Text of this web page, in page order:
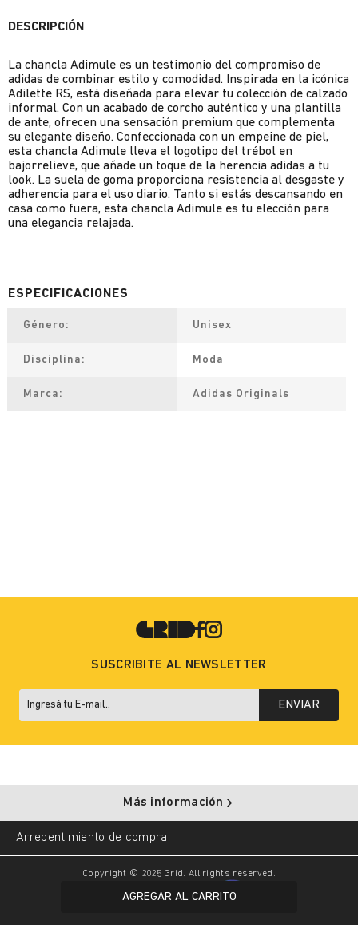
AGREGAR AL CARRITO
DESCRIPCIÓN
La chancla Adimule es un testimonio del compromiso de
adidas de combinar estilo y comodidad. Inspirada en la icónica
Adilette RS, está diseñada para elevar tu colección de calzado
informal. Con un acabado de corcho auténtico y una plantilla
de ante, ofrecen una sensación premium que complementa
su elegante diseño. Confeccionada con un empeine de piel,
esta chancla Adimule lleva el logotipo del trébol en
bajorrelieve, que añade un toque de la herencia adidas a tu
look. La suela de goma proporciona resistencia al desgaste y
adherencia para el uso diario. Tanto si estás descansando en
casa como fuera, esta chancla Adimule es tu elección para
una elegancia relajada.
Género Unisex
Disciplina Moda
Marca Adidas Originals
SUSCRIBITE AL NEWSLETTER
ENVIAR
Más información
Arrepentimiento de compra
Copyright © 2025 Grid. All rights reserved.